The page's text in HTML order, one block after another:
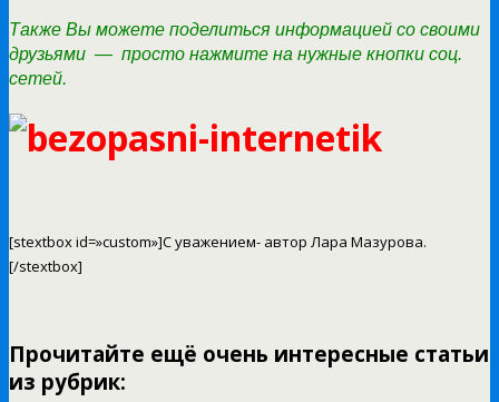
Также Вы можете поделиться информацией со своими
друзьями — просто нажмите на нужные кнопки соц.
сетей.
[stextbox id=»custom»]С уважением- автор Лара Мазурова.
[/stextbox]
Прочитайте ещё очень интересные статьи
из рубрик: